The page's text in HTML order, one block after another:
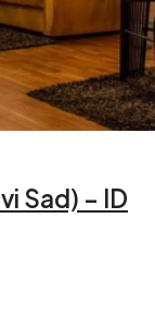
Sad) – ID